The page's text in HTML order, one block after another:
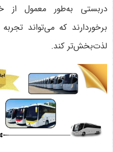
دربستی به‌طور معمول از
برخوردارند که می‌تواند
لذت‌بخش‌تر کند.